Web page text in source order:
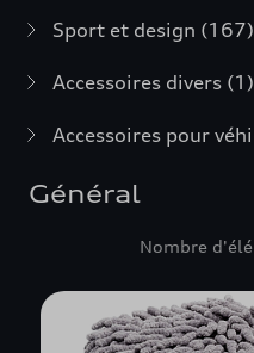
Sport et design (167)
Accessoires divers (1)
Accessoires pour
Général
Nombre